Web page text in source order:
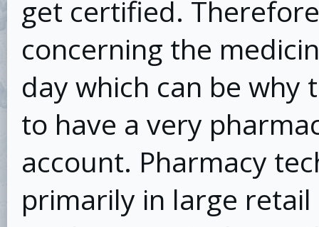
get certified.
concerning the
day which can be why
to have a very
account. Pharmacy
primarily in large